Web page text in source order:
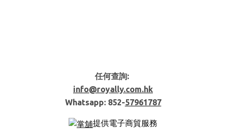
任何查詢:
info@royally.com.hk
Whatsapp: 852-57961787
提供電子商貿服務